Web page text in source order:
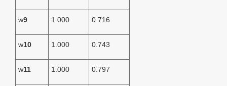
w9 1.000 0.716
w10 1.000 0.743
w11 1.000 0.797